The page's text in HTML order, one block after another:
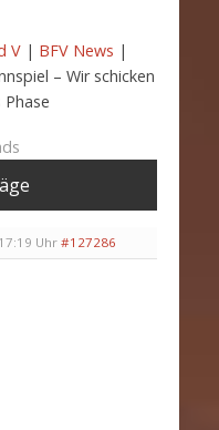
V | BFV News |
– Wir schicken
Phase
Uhr #127286